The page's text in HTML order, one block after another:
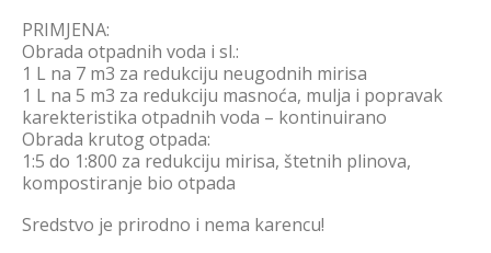
PRIMJENA:
Obrada otpadnih voda i sl.:
1 L na 7 m3 za redukciju neugodnih mirisa
1 L na 5 m3 za redukciju masnoća, mulja i popravak
karekteristika otpadnih voda – kontinuirano
Obrada krutog otpada:
1:5 do 1:800 za redukciju mirisa, štetnih plinova,
kompostiranje bio otpada
Sredstvo je prirodno i nema karencu!